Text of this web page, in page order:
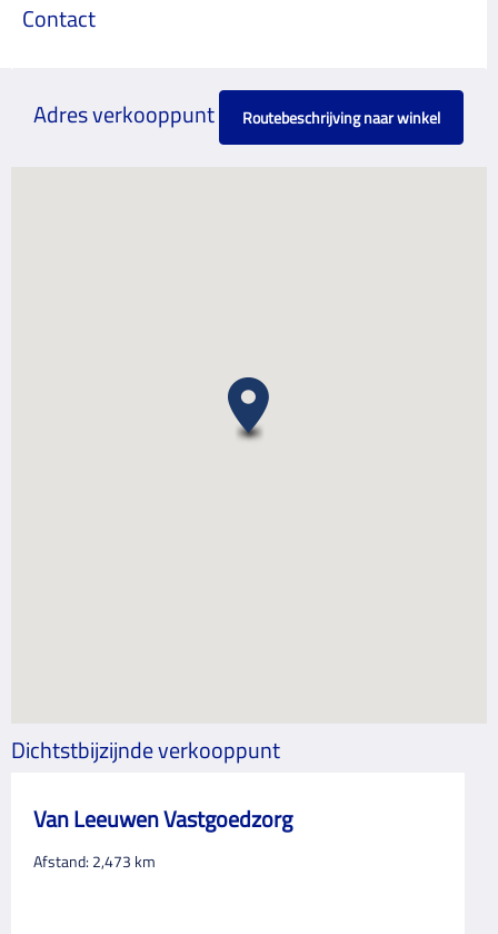
Contact
Adres verkooppunt Routebeschrijving naar winkel
Dichtstbijzijnde verkooppunt
Van Leeuwen Vastgoedzorg
Afstand: 2,473 km